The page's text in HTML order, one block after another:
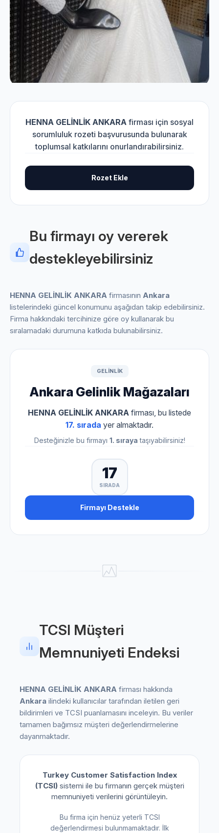
HENNA GELİNLİK ANKARA firması için sosyal
sorumluluk rozeti başvurusunda bulunarak
toplumsal katkılarını onurlandırabilirsiniz.
Rozet Ekle
Bu firmayı oy vererek
destekleyebilirsiniz
HENNA GELİNLİK ANKARA firmasının Ankara
listelerindeki güncel konumunu aşağıdan takip edebilirsiniz.
Firma hakkındaki tercihinize göre oy kullanarak bu
sıralamadaki durumuna katkıda bulunabilirsiniz.
GELINLIK
Ankara Gelinlik Mağazaları
HENNA GELİNLİK ANKARA firması, bu listede
17. sırada yer almaktadır.
Desteğinizle bu firmayı 1. sıraya taşıyabilirsiniz!
17
SIRADA
Firmayı Destekle
TCSI Müşteri
Memnuniyeti Endeksi
HENNA GELİNLİK ANKARA firması hakkında
Ankara ilindeki kullanıcılar tarafından iletilen geri
bildirimleri ve TCSI puanlamasını inceleyin. Bu veriler
tamamen bağımsız müşteri değerlendirmelerine
dayanmaktadır.
Turkey Customer Satisfaction Index
(TCSI)sistemi ile bu firmanın gerçek müşteri
memnuniyeti verilerini görüntüleyin.
Bu firma için henüz yeterli TCSI
değerlendirmesi bulunmamaktadır. İlk